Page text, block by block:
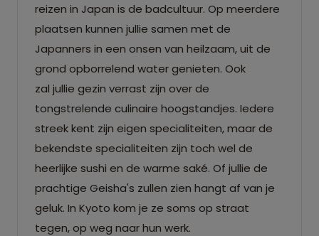
reizen in Japan is de badcultuur. Op meerdere
plaatsen kunnen jullie samen met de
Japanners in een onsen van heilzaam, uit de
grond opborrelend water genieten. Ook
zal jullie gezin verrast zijn over de
tongstrelende culinaire hoogstandjes. Iedere
streek kent zijn eigen specialiteiten, maar de
bekendste specialiteiten zijn toch wel de
heerlijke sushi en de warme saké. Of jullie de
prachtige Geisha's zullen zien hangt af van je
geluk. In Kyoto kom je ze soms op straat
tegen, op weg naar hun werk.